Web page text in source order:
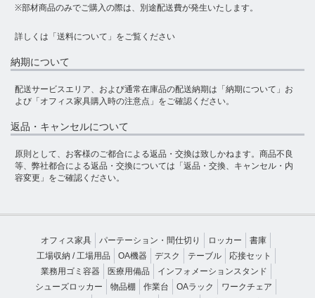
※部材商品のみでご購入の際は、別途配送費が発生いたします。
詳しくは 「送料について」 をご覧ください
納期について
配送サービスエリア、および通常在庫品の配送納期は 「納期について」 お
よび 「オフィス家具購入時の注意点」 をご確認ください。
返品・キャンセルについて
原則として、お客様のご都合による返品・交換は致しかねます。商品不良
等、弊社都合による返品・交換については 「返品・交換、キャンセル・内
容変更」 をご確認ください。
オフィス家具 パーテーション・間仕切り ロッカー
書庫
工場収納 / 工場用品
OA機器 デスク テーブル
応接セット
業務用ゴミ容器
医療用備品
インフォメーションスタンド
シューズロッカー
物品棚 作業台 OAラック
ワークチェア